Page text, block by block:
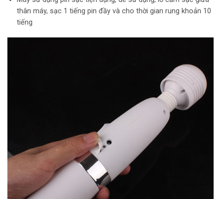
thân máy, sạc 1 tiếng pin đầy và cho thời gian rung khoản 10
tiếng